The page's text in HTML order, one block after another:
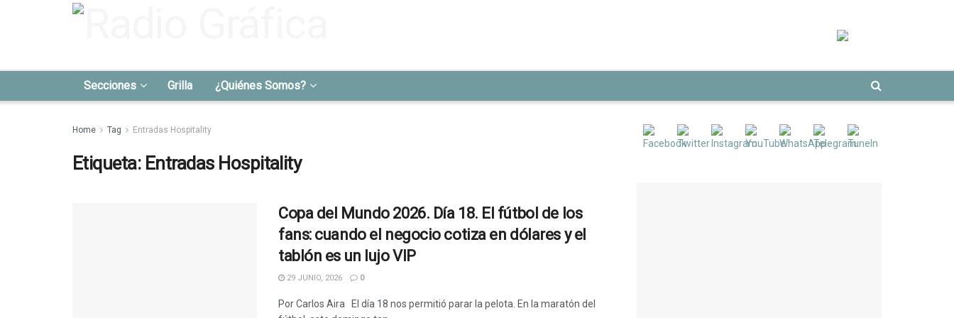
Secciones Grilla ¿Quiénes Somos?
Home Tag Entradas Hospitality
Etiqueta: Entradas Hospitality
Copa del Mundo 2026. Día 18. El fútbol de los
fans: cuando el negocio cotiza en dólares y el
tablón es un lujo VIP
29 JUNIO, 2026 0
Por Carlos Aira El día 18 nos permitió parar la pelota. En la maratón del